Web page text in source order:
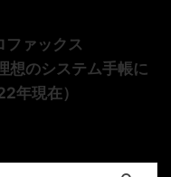
ファックス
想のシステム手帳に
年現在）